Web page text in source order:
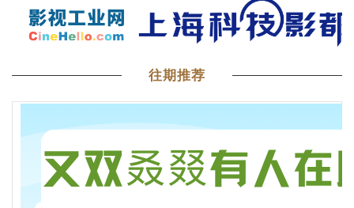
往期推荐